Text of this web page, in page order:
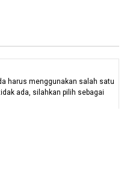
harus menggunakan salah satu
ada, silahkan pilih sebagai